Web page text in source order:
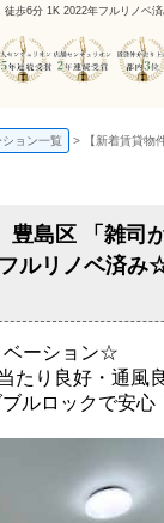
徒歩6分 1K 2022年フルリノ
ョン一覧 【新着賃貸
豊島区 「雑司
ルリノベ済み
ベーション☆
たり良好・通風
ルロックで安心